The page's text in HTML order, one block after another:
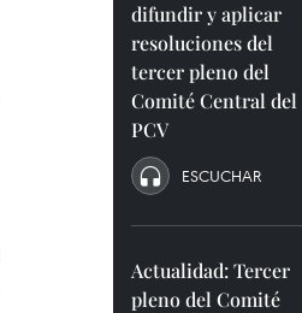
difundir y aplicar
resoluciones del
tercer pleno del
Comité Central del
PCV
ESCUCHAR
Actualidad: Tercer
pleno del Comité